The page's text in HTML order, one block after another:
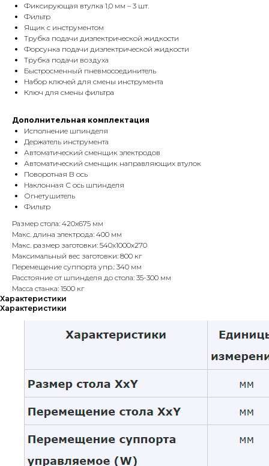
Фиксирующая втулка 1,0 мм – 3 шт.
Фильтр
Ящик с инструментом
Трубка подачи диэлектрической жидкости
Форсунка подачи диэлектрической жидкости
Трубка подачи воздуха
Быстросменный пневмосоединитель
Набор ключей для смены инструмента
Ключ для смены фильтра
Дополнительная комплектация
Исполнение шпинделя
Держатель инструмента
Автоматический сменщик электродов
Автоматический сменщик направляющих втулок
Поворотная В ось
Наклонная С ось шпинделя
Огнетушитель
Фильтр
Размер стола: 420х675 мм
Макс. длина электрода: 400 мм
Макс. размер заготовки: 540х1000х270
Максимальный вес заготовки: 800 кг
Перемещение суппорта упр.: 340 мм
Расстояние от шпинделя до стола: 35-300 мм
Масса станка: 1500 кг
Характеристики
Характеристики